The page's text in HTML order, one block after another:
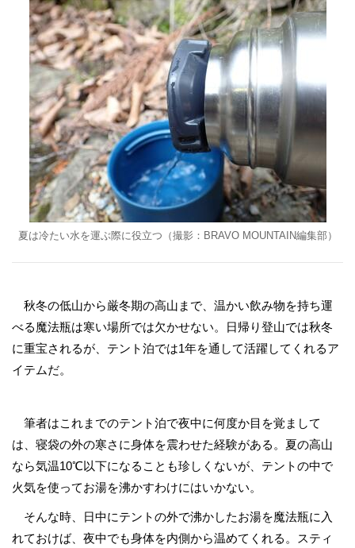
夏は冷たい水を運ぶ際に役立つ（撮影：BRAVO MOUNTAIN編集部）
秋冬の低山から厳冬期の高山まで、温かい飲み物を持ち運
べる魔法瓶は寒い場所では欠かせない。日帰り登山では秋冬
に重宝されるが、テント泊では1年を通して活躍してくれるア
イテムだ。
筆者はこれまでのテント泊で夜中に何度か目を覚まして
は、寝袋の外の寒さに身体を震わせた経験がある。夏の高山
なら気温10℃以下になることも珍しくないが、テントの中で
火気を使ってお湯を沸かすわけにはいかない。
そんな時、日中にテントの外で沸かしたお湯を魔法瓶に入
れておけば、夜中でも身体を内側から温めてくれる。スティ